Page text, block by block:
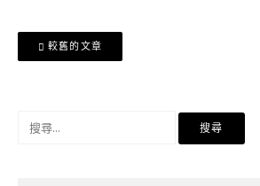
文
章
覽
較舊的文章